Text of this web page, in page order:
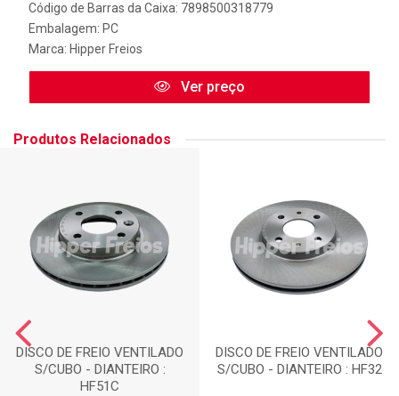
Código de Barras da Caixa: 7898500318779
Embalagem: PC
Marca: Hipper Freios
Ver preço
Produtos Relacionados
DISCO DE FREIO VENTILADO
S/CUBO - DIANTEIRO :
HF51C
DISCO DE FREIO VENTILADO
S/CUBO - DIANTEIRO : HF32